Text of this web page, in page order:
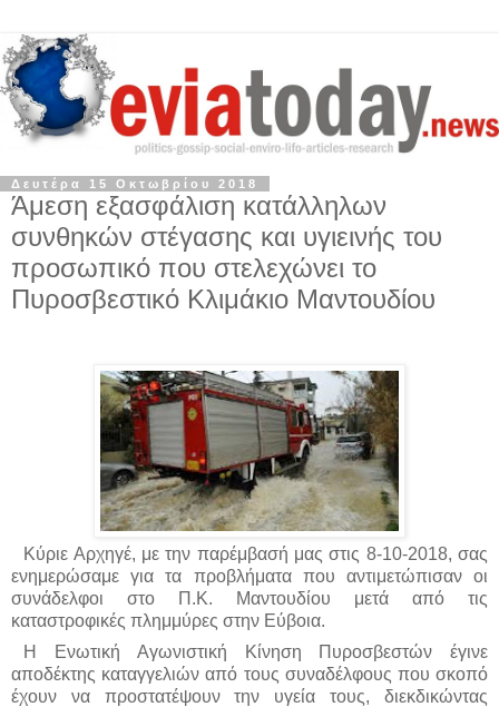
Δευτέρα 15 Οκτωβρίου 2018
Άμεση εξασφάλιση κατάλληλων
συνθηκών στέγασης και υγιεινής του
προσωπικό που στελεχώνει το
Πυροσβεστικό Κλιμάκιο Μαντουδίου
Κύριε Αρχηγέ, με την παρέμβασή μας στις 8-10-2018, σας
ενημερώσαμε για τα προβλήματα που αντιμετώπισαν οι
συνάδελφοι στο Π.Κ. Μαντουδίου μετά από τις
καταστροφικές πλημμύρες στην Εύβοια.
Η Ενωτική Αγωνιστική Κίνηση Πυροσβεστών έγινε
αποδέκτης καταγγελιών από τους συναδέλφους που σκοπό
έχουν να προστατέψουν την υγεία τους, διεκδικώντας